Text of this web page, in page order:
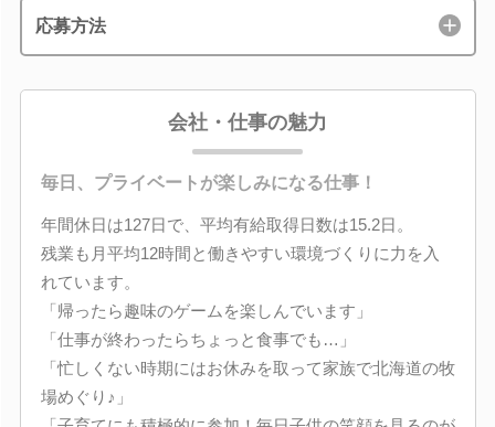
応募方法
会社・仕事の魅力
毎日、プライベートが楽しみになる仕事！
年間休日は127日で、平均有給取得日数は15.2日。
残業も月平均12時間と働きやすい環境づくりに力を入
れています。
「帰ったら趣味のゲームを楽しんでいます」
「仕事が終わったらちょっと食事でも…」
「忙しくない時期にはお休みを取って家族で北海道の牧
場めぐり♪」